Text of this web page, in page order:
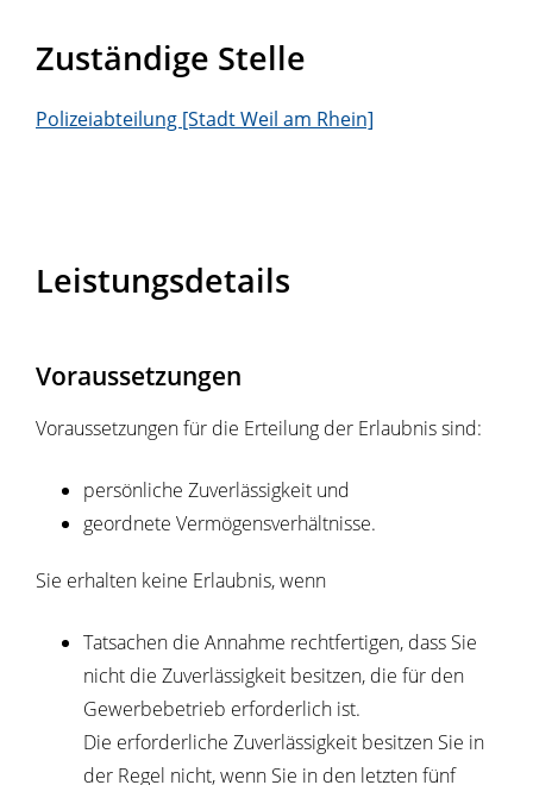
Zuständige Stelle
Polizeiabteilung [Stadt Weil am Rhein]
Leistungsdetails
Voraussetzungen
Voraussetzungen für die Erteilung der Erlaubnis sind:
persönliche Zuverlässigkeit und
geordnete Vermögensverhältnisse.
Sie erhalten keine Erlaubnis, wenn
Tatsachen die Annahme rechtfertigen, dass Sie
nicht die Zuverlässigkeit besitzen, die für den
Gewerbebetrieb erforderlich ist.
Die erforderliche Zuverlässigkeit besitzen Sie in
der Regel nicht, wenn Sie in den letzten fünf